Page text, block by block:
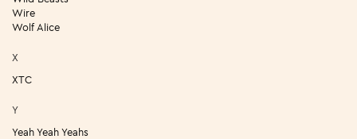
Wire
Wolf Alice
X
XTC
Y
Yeah Yeah Yeahs